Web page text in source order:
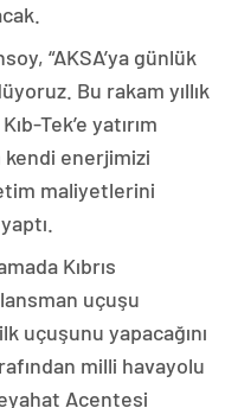
“AKSA’ya günlük
Bu rakam yıllık
Tek’e yatırım
kendi enerjimizi
maliyetlerini
Kıbrıs
uçuşu
uçuşunu yapacağını
milli havayolu
Acentesi